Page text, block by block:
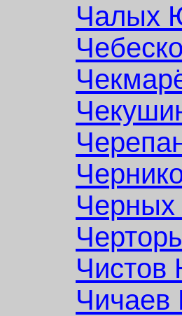
Чалых
Чистов
Чичаев